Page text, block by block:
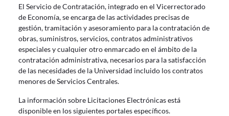
El Servicio de Contratación, integrado en el Vicerrectorado
de Economía, se encarga de las actividades precisas de
gestión, tramitación y asesoramiento para la contratación de
obras, suministros, servicios, contratos administrativos
especiales y cualquier otro enmarcado en el ámbito de la
contratación administrativa, necesarios para la satisfacción
de las necesidades de la Universidad incluido los contratos
menores de Servicios Centrales.
La información sobre Licitaciones Electrónicas está
disponible en los siguientes portales específicos.